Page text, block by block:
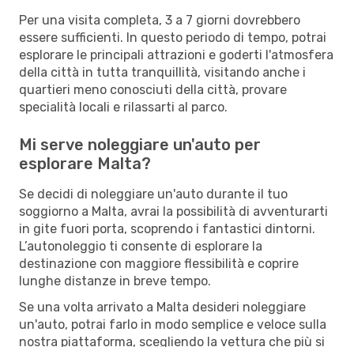
Per una visita completa, 3 a 7 giorni dovrebbero
essere sufficienti. In questo periodo di tempo, potrai
esplorare le principali attrazioni e goderti l'atmosfera
della città in tutta tranquillità, visitando anche i
quartieri meno conosciuti della città, provare
specialità locali e rilassarti al parco.
Mi serve noleggiare un'auto per
esplorare Malta?
Se decidi di noleggiare un'auto durante il tuo
soggiorno a Malta, avrai la possibilità di avventurarti
in gite fuori porta, scoprendo i fantastici dintorni.
L’autonoleggio ti consente di esplorare la
destinazione con maggiore flessibilità e coprire
lunghe distanze in breve tempo.
Se una volta arrivato a Malta desideri noleggiare
un'auto, potrai farlo in modo semplice e veloce sulla
nostra piattaforma, scegliendo la vettura che più si